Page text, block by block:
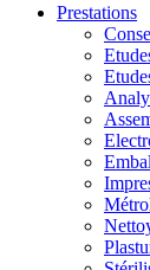
Prestations